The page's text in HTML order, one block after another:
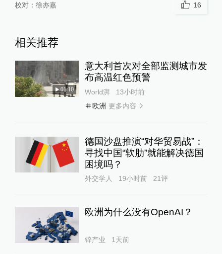
校对： 徐亦嘉 16
相关推荐
01:10
意大利首次对全部监测城市发
布高温红色预警
World湃
13小时前
欧洲 更多内容
德国沙盘推演“对华贸易战”：
寻找中国“软肋”就能解决德国
困境吗？
外交学人 19小时前 21评
欧洲为什么没有OpenAI？
锌产业 1天前